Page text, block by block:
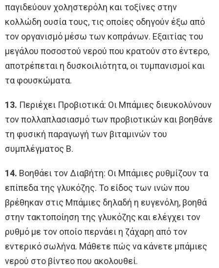
παγιδεύουν χοληστερόλη και τοξίνες στην
κολλώδη ουσία τους, τις οποίες οδηγούν έξω από
τον οργανισμό μέσω των κοπράνων. Εξαιτίας του
μεγάλου ποσοστού νερού που κρατούν στο έντερο,
αποτρέπεται η δυσκοιλιότητα, οι τυμπανισμοί και
τα φουσκώματα.
13. Περιέχει Προβιοτικά: Οι Μπάμιες διευκολύνουν
τον πολλαπλασιασμό των προβιοτικών και βοηθάνε
τη φυσική παραγωγή των βιταμινών του
συμπλέγματος Β.
14. Βοηθάει τον Διαβήτη: Οι Μπάμιες ρυθμίζουν τα
επίπεδα της γλυκόζης. Το είδος των ινών που
βρέθηκαν στις Μπάμιες δηλαδή η ευγενόλη, βοηθά
στην τακτοποίηση της γλυκόζης και ελέγχει τον
ρυθμό με τον οποίο περνάει η ζάχαρη από τον
εντερικό σωλήνα. Μάθετε πώς να κάνετε μπάμιες
νερού στο βίντεο που ακολουθεί.